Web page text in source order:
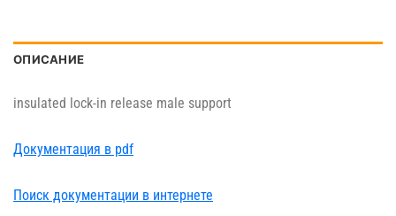
ОПИСАНИЕ
insulated lock-in release male support
Документация в pdf
Поиск документации в интернете